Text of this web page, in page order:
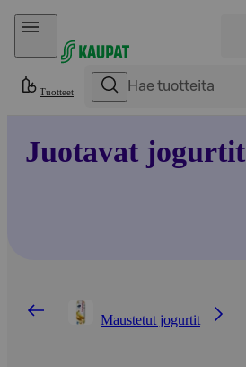
Hyppää sisältöön
Tuotteet
Juotavat jogurtit
Maustetut jogurtit